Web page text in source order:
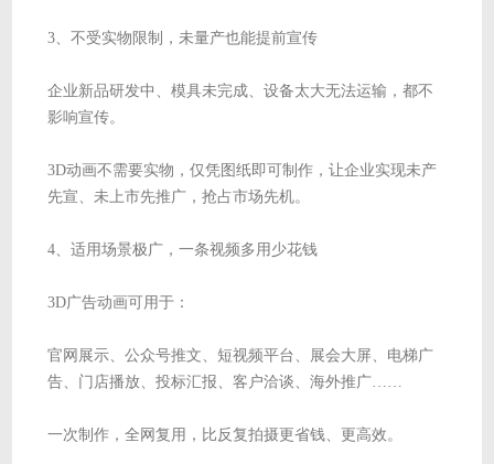
3、不受实物限制，未量产也能提前宣传
企业新品研发中、模具未完成、设备太大无法运输，都不
影响宣传。
3D动画不需要实物，仅凭图纸即可制作，让企业实现未产
先宣、未上市先推广，抢占市场先机。
4、适用场景极广，一条视频多用少花钱
3D广告动画可用于：
官网展示、公众号推文、短视频平台、展会大屏、电梯广
告、门店播放、投标汇报、客户洽谈、海外推广……
一次制作，全网复用，比反复拍摄更省钱、更高效。